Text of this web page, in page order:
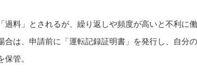
過料」とされるが、繰り返しや頻度が高いと不利に働
合は、申請前に「運転記録証明書」を発行し、自分
管。